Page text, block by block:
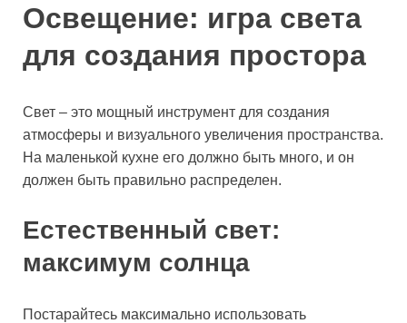
Освещение: игра света
для создания простора
Свет – это мощный инструмент для создания
атмосферы и визуального увеличения пространства.
На маленькой кухне его должно быть много, и он
должен быть правильно распределен.
Естественный свет:
максимум солнца
Постарайтесь максимально использовать